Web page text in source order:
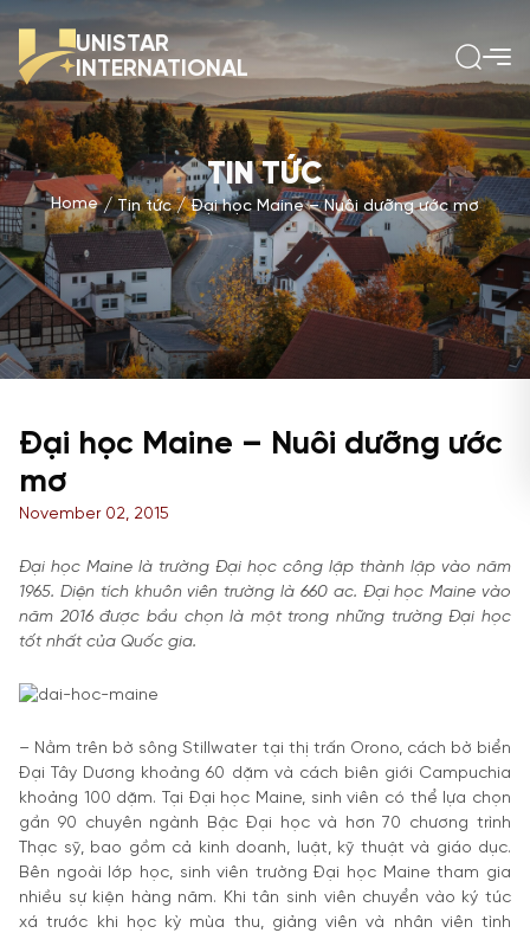
UNISTAR
INTERNATIONAL
TIN TỨC
Home Tin tức Đại học Maine – Nuôi dưỡng ước mơ
Đại học Maine – Nuôi dưỡng ước
mơ
November 02, 2015
Đại học Maine là trường Đại học công lập thành lập vào năm
1965. Diện tích khuôn viên trường là 660 ac. Đại học Maine vào
năm 2016 được bầu chọn là một trong những trường Đại học
tốt nhất của Quốc gia.
– Nằm trên bờ sông Stillwater tại thị trấn Orono, cách bờ biển
Đại Tây Dương khoảng 60 dặm và cách biên giới Campuchia
khoảng 100 dặm. Tại Đại học Maine, sinh viên có thể lựa chọn
gần 90 chuyên ngành Bậc Đại học và hơn 70 chương trình
Thạc sỹ, bao gồm cả kinh doanh, luật, kỹ thuật và giáo dục.
Bên ngoài lớp học, sinh viên trường Đại học Maine tham gia
nhiều sự kiện hàng năm. Khi tân sinh viên chuyển vào ký túc
xá trước khi học kỳ mùa thu, giảng viên và nhân viên tình